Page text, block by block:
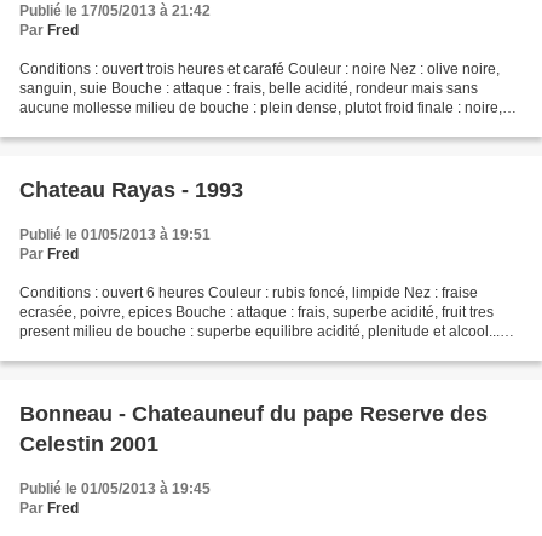
Publié le 17/05/2013 à 21:42
Par Fred
Conditions : ouvert trois heures et carafé Couleur : noire Nez : olive noire,
sanguin, suie Bouche : attaque : frais, belle acidité, rondeur mais sans
aucune mollesse milieu de bouche : plein dense, plutot froid finale : noire,
Chateau Rayas - 1993
Publié le 01/05/2013 à 19:51
Par Fred
Conditions : ouvert 6 heures Couleur : rubis foncé, limpide Nez : fraise
ecrasée, poivre, epices Bouche : attaque : frais, superbe acidité, fruit tres
present milieu de bouche : superbe equilibre acidité, plenitude et alcool...
Bonneau - Chateauneuf du pape Reserve des
Celestin 2001
Publié le 01/05/2013 à 19:45
Par Fred